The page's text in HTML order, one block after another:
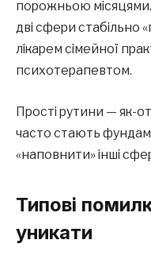
порожньою
дві сфери стабільно
лікарем сімейної
психотерапевтом.
Прості рутини — як-от
часто стають
«наповнити» інші
Типові
уникати